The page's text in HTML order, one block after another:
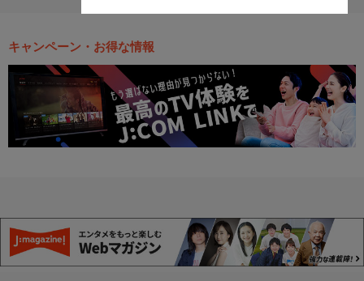
キャンペーン・お得な情報